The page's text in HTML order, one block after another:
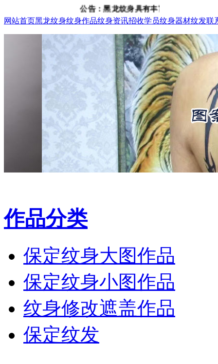
公告：黑龙纹身具有丰富的纹身、纹发经
网站首页黑龙纹身纹身作品纹身资讯招收学员纹身器材纹发联
作品分类
保定纹身大图作品
保定纹身小图作品
纹身修改遮盖作品
保定纹发